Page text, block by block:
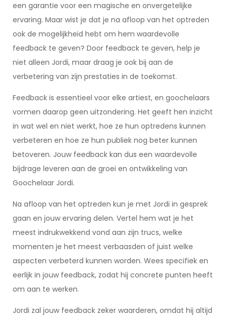
een garantie voor een magische en onvergetelijke
ervaring. Maar wist je dat je na afloop van het optreden
ook de mogelijkheid hebt om hem waardevolle
feedback te geven? Door feedback te geven, help je
niet alleen Jordi, maar draag je ook bij aan de
verbetering van zijn prestaties in de toekomst.
Feedback is essentieel voor elke artiest, en goochelaars
vormen daarop geen uitzondering. Het geeft hen inzicht
in wat wel en niet werkt, hoe ze hun optredens kunnen
verbeteren en hoe ze hun publiek nog beter kunnen
betoveren. Jouw feedback kan dus een waardevolle
bijdrage leveren aan de groei en ontwikkeling van
Goochelaar Jordi.
Na afloop van het optreden kun je met Jordi in gesprek
gaan en jouw ervaring delen. Vertel hem wat je het
meest indrukwekkend vond aan zijn trucs, welke
momenten je het meest verbaasden of juist welke
aspecten verbeterd kunnen worden. Wees specifiek en
eerlijk in jouw feedback, zodat hij concrete punten heeft
om aan te werken.
Jordi zal jouw feedback zeker waarderen, omdat hij altijd